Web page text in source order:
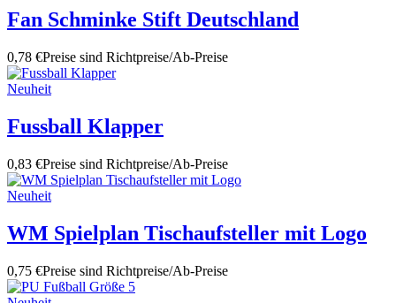
Fan Schminke Stift Deutschland
0,78 €Preise sind Richtpreise/Ab-Preise
Neuheit
Fussball Klapper
0,83 €Preise sind Richtpreise/Ab-Preise
Neuheit
WM Spielplan Tischaufsteller mit Logo
0,75 €Preise sind Richtpreise/Ab-Preise